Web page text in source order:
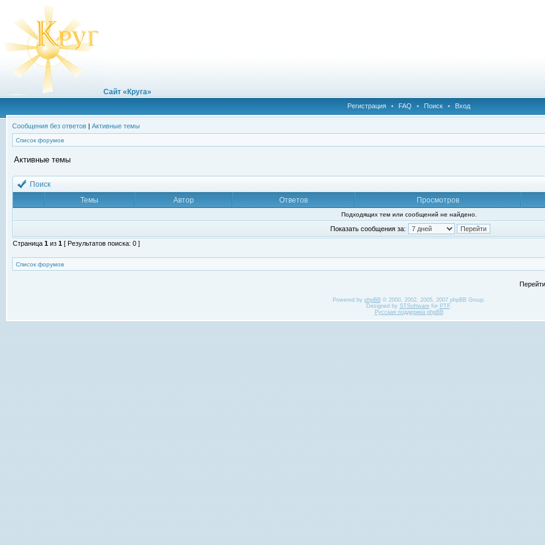
Сайт «Круга»
Регистрация • FAQ • Поиск • Вход
Сообщения без ответов | Активные темы
Список форумов
Активные темы
Поиск
Темы
Автор Ответов Просмотров
Подходящих тем или сообщений не найдено.
Показать сообщения за:
Страница 1 из 1 [ Результатов поиска: 0 ]
Список форумов
Powered by phpBB© 2000, 2002, 2005, 2007 phpBB Group.
Designed by STSoftwarefor PTF.
Русская поддержка phpBB